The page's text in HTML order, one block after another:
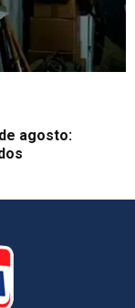
agosto: